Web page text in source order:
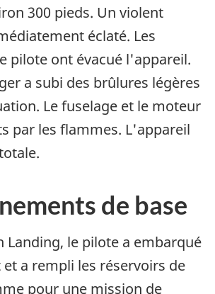
300 pieds. Un violent
éclaté. Les
pilote ont évacué l'appareil.
a subi des brûlures légères
Le fuselage et le moteur
par les flammes. L'appareil
de base
Landing, le pilote a embarqué
a rempli les réservoirs de
pour une mission de